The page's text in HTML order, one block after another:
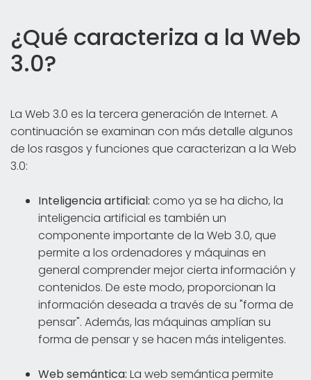
¿Qué caracteriza a la Web
3.0?
La Web 3.0 es la tercera generación de Internet. A
continuación se examinan con más detalle algunos
de los rasgos y funciones que caracterizan a la Web
3.0:
Inteligencia artificial: como ya se ha dicho, la
inteligencia artificial es también un
componente importante de la Web 3.0, que
permite a los ordenadores y máquinas en
general comprender mejor cierta información y
contenidos. De este modo, proporcionan la
información deseada a través de su "forma de
pensar". Además, las máquinas amplían su
forma de pensar y se hacen más inteligentes.
Web semántica: La web semántica permite